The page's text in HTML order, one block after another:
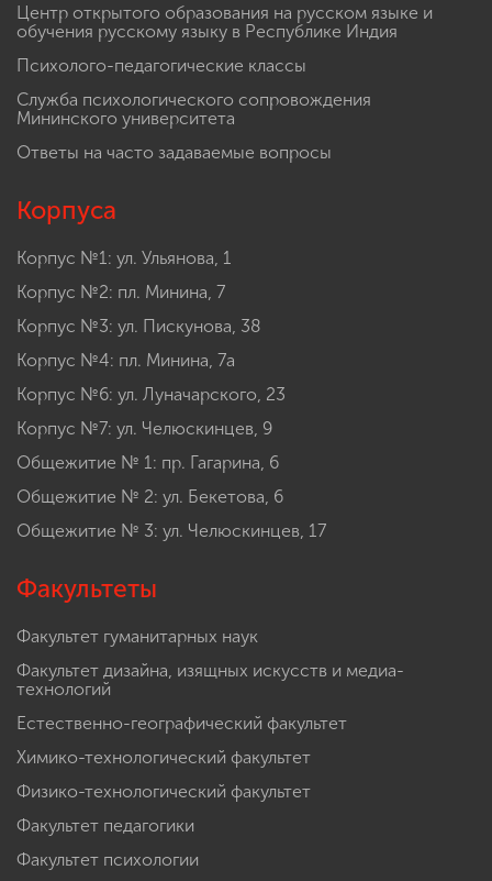
Центр открытого образования на русском языке и
обучения русскому языку в Республике Индия
Психолого-педагогические классы
Служба психологического сопровождения
Мининского университета
Ответы на часто задаваемые вопросы
Корпуса
Корпус №1: ул. Ульянова, 1
Корпус №2: пл. Минина, 7
Корпус №3: ул. Пискунова, 38
Корпус №4: пл. Минина, 7а
Корпус №6: ул. Луначарского, 23
Корпус №7: ул. Челюскинцев, 9
Общежитие № 1: пр. Гагарина, 6
Общежитие № 2: ул. Бекетова, 6
Общежитие № 3: ул. Челюскинцев, 17
Факультеты
Факультет гуманитарных наук
Факультет дизайна, изящных искусств и медиа-
технологий
Естественно-географический факультет
Химико-технологический факультет
Физико-технологический факультет
Факультет педагогики
Факультет психологии